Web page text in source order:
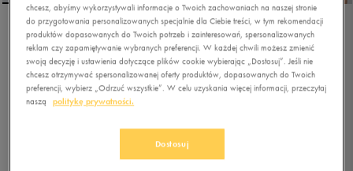
NIKE T-SHIRT SS M NSW
M90 12MO FUTURA
4.9( 17)
99,99 złz Vat
KLUBIE 50 STYLE
chcesz, abyśmy wykorzystywali informacje o Twoich zachowaniach na naszej stronie
do przygotowania personalizowanych specjalnie dla Ciebie treści, w tym rekomendacji
produktów dopasowanych do Twoich potrzeb i zainteresowań, spersonalizowanych
reklam czy zapamiętywanie wybranych preferencji. W każdej chwili możesz zmienić
swoją decyzję i ustawienia dotyczące plików cookie wybierając „Dostosuj”. Jeśli nie
chcesz otrzymywać spersonalizowanej oferty produktów, dopasowanych do Twoich
preferencji, wybierz „Odrzuć wszystkie”. W celu uzyskania więcej informacji, przeczytaj
naszą
politykę prywatności.
Dostosuj